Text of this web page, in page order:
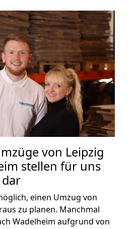
von Leipzig
stellen für uns
einen Umzug von
zu planen. Manchmal
Wadelheim aufgrund von